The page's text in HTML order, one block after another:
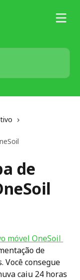
de
móvel OneSoil
de
Você consegue
caiu 24 horas